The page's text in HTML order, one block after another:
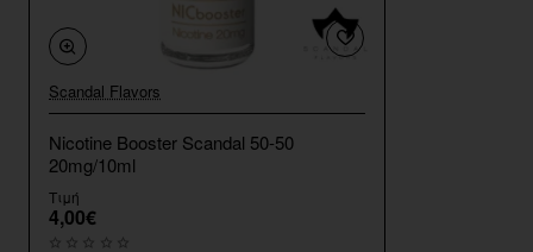
Scandal Flavors
Nicotine Booster Scandal 50-50
20mg/10ml
Τιμή
4,00€